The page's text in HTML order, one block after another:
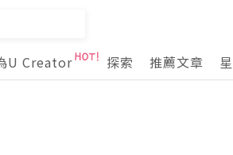
U Creator 探索 推薦文章